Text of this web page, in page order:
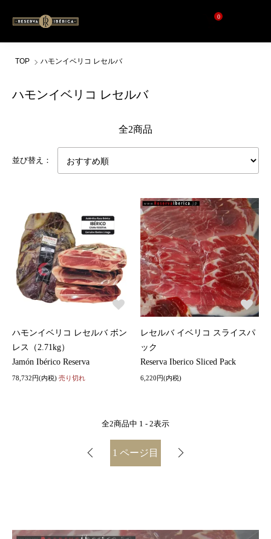
0
TOP ハモンイベリコ レセルバ
ハモンイベリコ レセルバ
全2商品
並び替え：
ハモンイベリコ レセルバ ボン
レス（2.71kg）
Jamón Ibérico Reserva
78,732円(内税) 売り切れ
レセルバ イベリコ スライスパ
ック
Reserva Iberico Sliced Pack
6,220円(内税)
全2商品中 1 - 2表示
1 ページ目